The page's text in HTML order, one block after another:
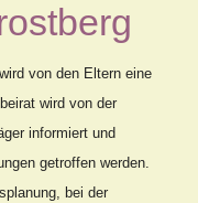
von den Eltern eine
wird von der
informiert und
getroffen werden.
bei der